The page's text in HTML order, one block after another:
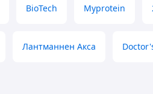
BioTech Myprotein
Лантманнен Акса